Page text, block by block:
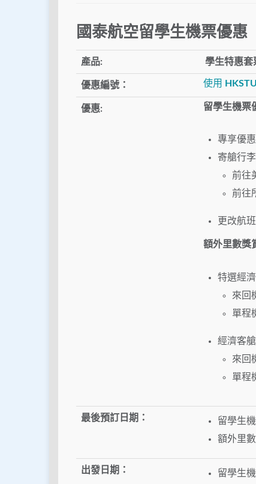
國泰航空留學生機票優惠
產品: 學生特惠套
優惠編號： 使用
優惠: 留學生機票
專享優
寄艙行李
前往
前往
更改航
額外里數獎
特選經
來回
單程
經濟客
來回
單程
最後預訂日期：
留學生
額外里
出發日期： 留學生